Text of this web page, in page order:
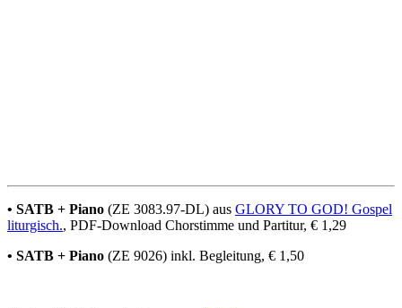
• SATB + Piano (ZE 3083.97-DL) aus GLORY TO GOD! Gospel
liturgisch., PDF-Download Chorstimme und Partitur, € 1,29
• SATB + Piano (ZE 9026) inkl. Begleitung, € 1,50